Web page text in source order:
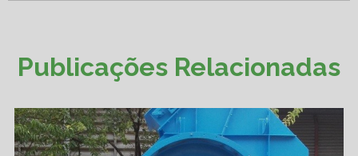
Publicações Relacionadas